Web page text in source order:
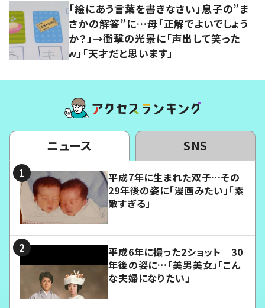
「絵にあう言葉を書きなさい」息子の”ま
さかの解答”に…母「正解でよいでしょう
か？」→衝撃の光景に「声出して笑った
ｗ」「天才だと思います」
ニュース SNS
平成7年に生まれた双子…その
29年後の姿に「漫画みたい」「素
敵すぎる」
平成6年に撮った2ショット 30
年後の姿に…「美男美女」「こん
な夫婦になりたい」